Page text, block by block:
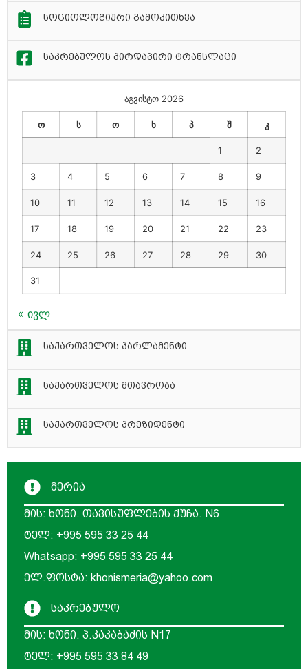
სოციოლოგიური გამოკითხვა
საკრებულოს პირდაპირი ტრანსლაცი
აგვისტო 2026
ო ს ო ხ პ შ კ
1 2
3 4 5 6 7 8 9
10 11 12 13 14 15 16
17 18 19 20 21 22 23
24 25 26 27 28 29 30
31
« ივლ
საქართველოს პარლამენტი
საქართველოს მთავრობა
საქართველოს პრეზიდენტი
მერია
მის: ხონი. თავისუფლების ქუჩა. N6
ტელ: +995 595 33 25 44
Whatsapp: +995 595 33 25 44
ელ.ფოსტა: khonismeria@yahoo.com
საკრებულო
მის: ხონი. პ.კაკაბაძის N17
ტელ: +995 595 33 84 49